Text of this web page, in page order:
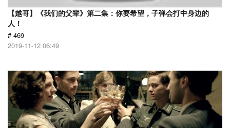
【越哥】《我们的父辈》第二集：你要希望，子弹会打中身边的
人！
# 469
2019-11-12 06:49